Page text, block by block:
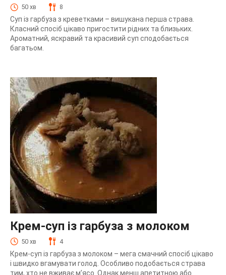
50 хв 8
Суп із гарбуза з креветками – вишукана перша страва.
Класний спосіб цікаво пригостити рідних та близьких.
Ароматний, яскравий та красивий суп сподобається
багатьом.
Крем-суп із гарбуза з молоком
50 хв 4
Крем-суп із гарбуза з молоком – мега смачний спосіб цікаво
і швидко вгамувати голод. Особливо подобається страва
тим, хто не вживає м’ясо. Однак менш апетитною або